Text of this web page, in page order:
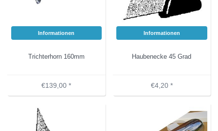
Informationen
Trichterhorn 160mm
€139,00 *
Informationen
Haubenecke 45 Grad
€4,20 *